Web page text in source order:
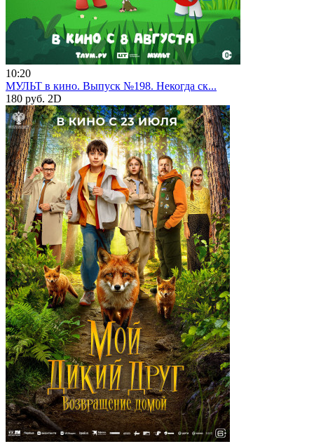
10:20
МУЛЬТ в кино. Выпуск №198. Некогда ск...
180 руб. 2D